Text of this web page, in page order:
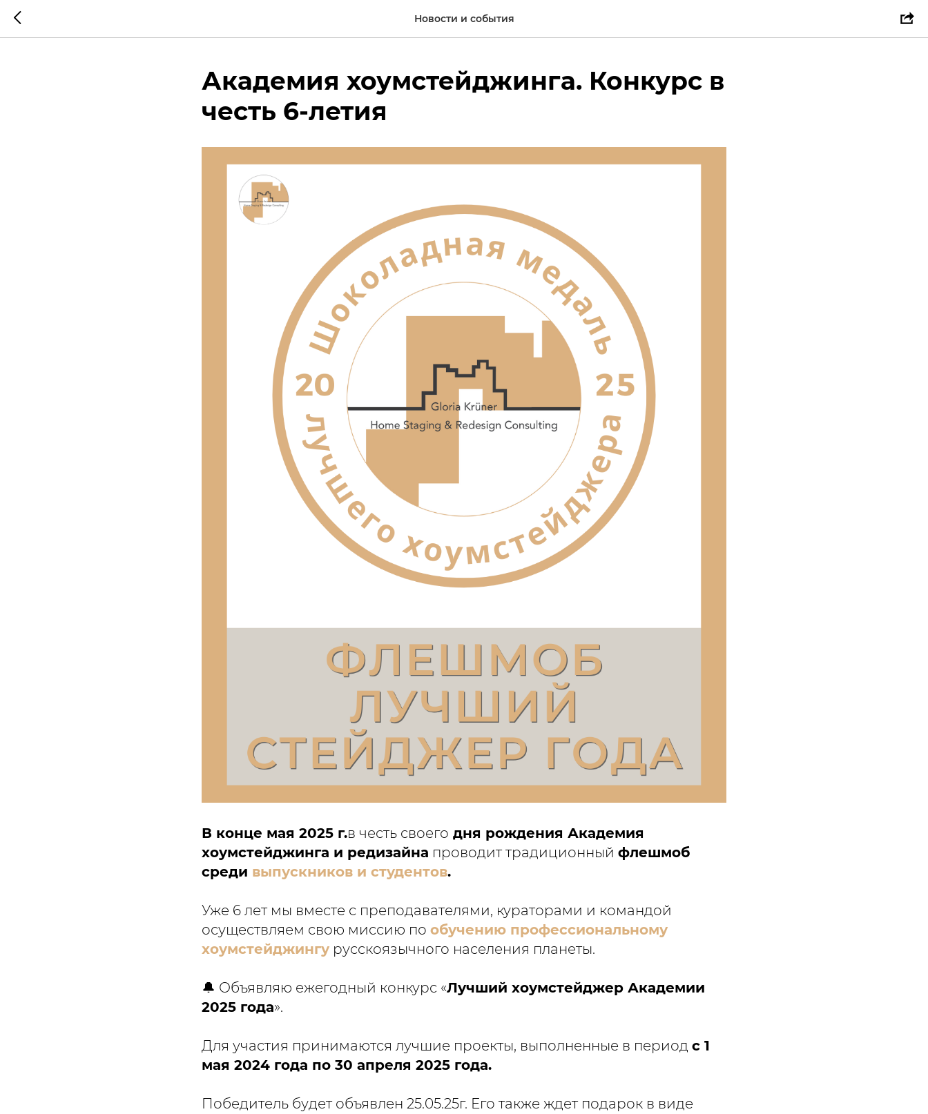
Новости и события
Академия хоумстейджинга. Конкурс в
честь 6-летия
В конце мая 2025 г.в честь своего дня рождения Академия
хоумстейджинга и редизайна проводит традиционный флешмоб
среди выпускников и студентов.
Уже 6 лет мы вместе с преподавателями, кураторами и командой
осуществляем свою миссию по обучению профессиональному
хоумстейджингу русскоязычного населения планеты.
🔔 Объявляю ежегодный конкурс «Лучший хоумстейджер Академии
2025 года».
Для участия принимаются лучшие проекты, выполненные в период с 1
мая 2024 года по 30 апреля 2025 года.
Победитель будет объявлен 25.05.25г. Его также ждет подарок в виде